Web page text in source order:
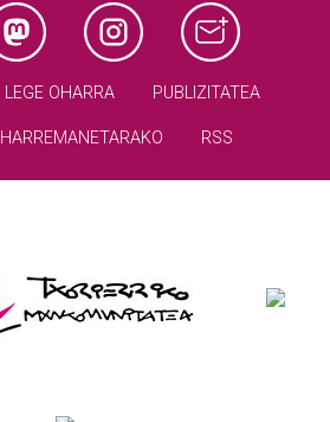
LEGE OHARRA PUBLIZITATEA
HARREMANETARAKO RSS